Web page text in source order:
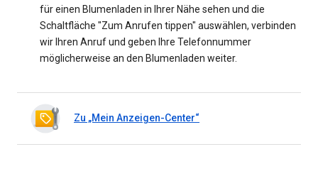
für einen Blumenladen in Ihrer Nähe sehen und die
Schaltfläche "Zum Anrufen tippen" auswählen, verbinden
wir Ihren Anruf und geben Ihre Telefonnummer
möglicherweise an den Blumenladen weiter.
Zu „Mein Anzeigen-Center“